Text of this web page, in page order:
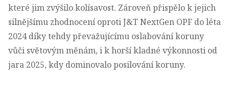
které jim zvýšilo kolísavost. Zároveň přispělo k jejich
silnějšímu zhodnocení oproti J&T NextGen OPF do léta
2024 díky tehdy převažujícímu oslabování koruny
vůči světovým měnám, i k horší kladné výkonnosti od
jara 2025, kdy dominovalo posilování koruny.